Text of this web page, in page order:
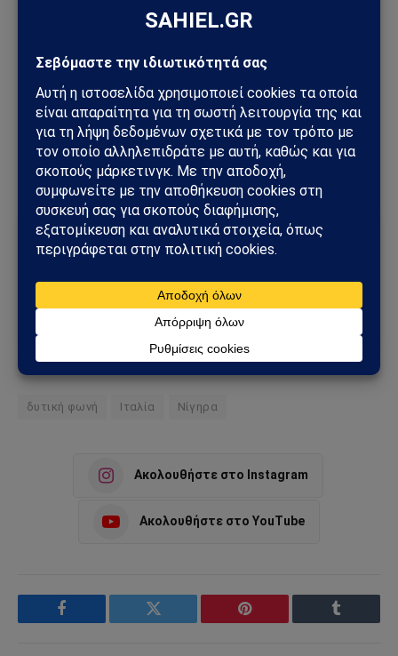
γεγονός και όχι εικασία.
Με πληροφορίες απόkorybko.substack.com
Ακολούθησε το Sahiel στο Google News
Πρόσθεσε το Sahiel ως προτιμώμενη πηγή για να λαμβάνεις
Add as a preferred source
δυτική φωνή Ιταλία Νίγηρα
Ακολουθήστε στο Instagram
Ακολουθήστε στο YouTube
Facebook Twitter Pinterest Tumblr